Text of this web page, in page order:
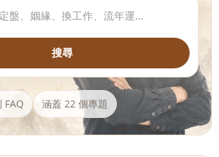
搜尋
FAQ 涵蓋 22 個專題